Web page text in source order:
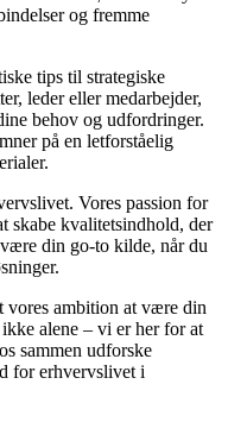
og fremme
tips til strategiske
leder eller medarbejder,
behov og udfordringer.
på en letforståelig
Vores passion for
skabe kvalitetsindhold, der
din go-to kilde, når du
vores ambition at være din
alene – vi er her for at
sammen udforske
for erhvervslivet i